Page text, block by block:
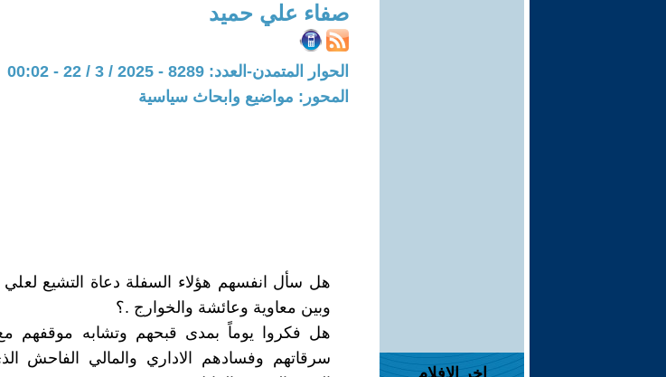
اخر الافلام
صفاء علي حميد
الحوار المتمدن-العدد: 8289 - 2025 / 3 / 22 - 00:02
المحور: مواضيع وابحاث سياسية
هل سأل انفسهم هؤلاء السفلة دعاة التشيع لعلي
وبين معاوية وعائشة والخوارج .؟
هل فكروا يوماً بمدى قبحهم وتشابه موقفهم
سرقاتهم وفسادهم الاداري والمالي الفاحش